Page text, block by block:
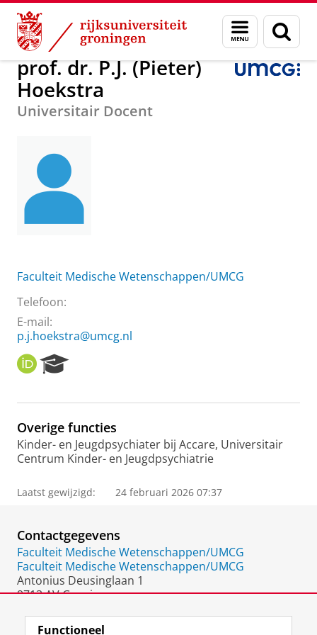
Skip
Content
Skip
Navigation
Menu
en
zoeken
Over ons prof. dr. P.J. (Pieter) Hoekstra
prof. dr. P.J. (Pieter)
Hoekstra
Universitair Docent
Faculteit Medische Wetenschappen/UMCG
Telefoon:
E-mail:
p.j.hoekstra@umcg.nl
O
R
I
e
r
c
h
o
r
a
l
Overige functies
Kinder- en Jeugdpsychiater bij Accare, Universitair
Centrum Kinder- en Jeugdpsychiatrie
Laatst gewijzigd: 24 februari 2026 07:37
Contactgegevens
Faculteit Medische Wetenschappen/UMCG
Faculteit Medische Wetenschappen/UMCG
Antonius Deusinglaan 1
9713 AV Groningen
Functioneel